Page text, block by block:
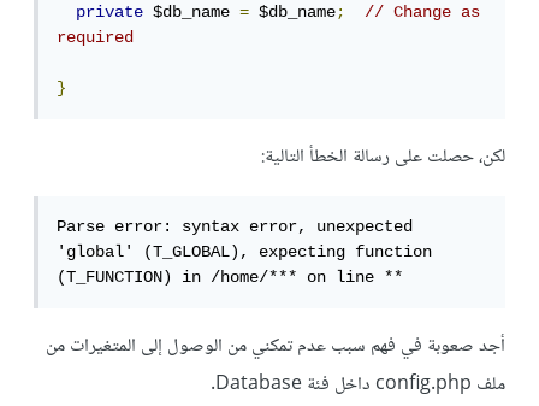
private $db_name = $db_name;
// Change as
required
}
لكن، حصلت على رسالة الخطأ التالية:
Parse error: syntax error, unexpected
'global' (T_GLOBAL), expecting function
(T_FUNCTION) in /home/*** on line **
أجد صعوبة في فهم سبب عدم تمكني من الوصول إلى المتغيرات من
ملف config.php داخل فئة Database.